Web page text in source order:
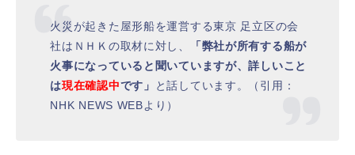
火災が起きた屋形船を運営する東京 足立区の会
社はＮＨＫの取材に対し、
「弊社が所有する船が
火事になっていると聞いていますが、詳しいこと
は現在確認中です」
と話しています。（引用：
NHK NEWS WEBより）